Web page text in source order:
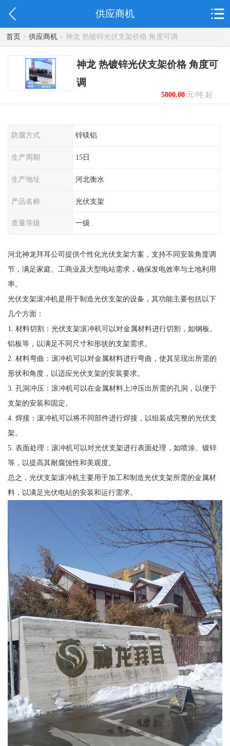
供应商机
首页> 供应商机> 神龙 热镀锌光伏支架价格 角度可调
神龙 热镀锌光伏支架价格 角度可
调
5000.00元/吨 起
防腐方式 锌镁铝
生产周期 15日
生产地址 河北衡水
产品名称 光伏支架
质量等级 一级
河北神龙拜耳公司提供个性化光伏支架方案，支持不同安装角度调
节，满足家庭、工商业及大型电站需求，确保发电效率与土地利用
率。
光伏支架滚冲机是用于制造光伏支架的设备，其功能主要包括以下
几个方面：
1. 材料切割：光伏支架滚冲机可以对金属材料进行切割，如钢板、
铝板等，以满足不同尺寸和形状的支架需求。
2. 材料弯曲：滚冲机可以对金属材料进行弯曲，使其呈现出所需的
形状和角度，以适应光伏支架的安装要求。
3. 孔洞冲压：滚冲机可以在金属材料上冲压出所需的孔洞，以便于
支架的安装和固定。
4. 焊接：滚冲机可以将不同部件进行焊接，以组装成完整的光伏支
架。
5. 表面处理：滚冲机可以对光伏支架进行表面处理，如喷涂、镀锌
等，以提高其耐腐蚀性和美观度。
总之，光伏支架滚冲机主要用于加工和制造光伏支架所需的金属材
料，以满足光伏电站的安装和运行需求。